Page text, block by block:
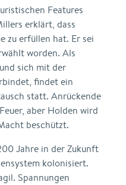
Features
erklärt, dass
zu erfüllen hat. Er sei
worden. Als
sich mit der
findet ein
statt. Anrückende
aber Holden wird
beschützt.
Jahre in der Zukunft
kolonisiert.
Spannungen